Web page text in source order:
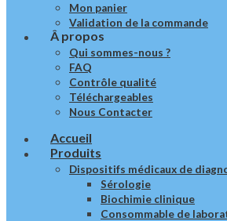
Mon panier
Validation de la commande
Â propos
Qui sommes-nous ?
FAQ
Contrôle qualité
Téléchargeables
Nous Contacter
Accueil
Produits
Dispositifs médicaux de
Sérologie
Biochimie clinique
Consommable de